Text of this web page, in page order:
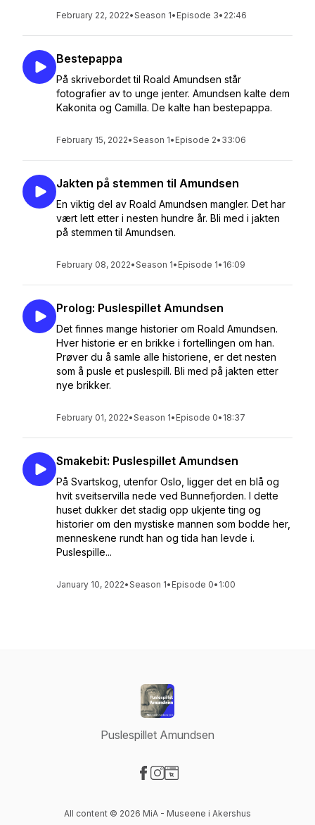
February 22, 2022•Season 1• Episode 3• 22:46
Bestepappa
På skrivebordet til Roald Amundsen står
fotografier av to unge jenter. Amundsen kalte dem
Kakonita og Camilla. De kalte han bestepappa.
February 15, 2022•Season 1• Episode 2• 33:06
Jakten på stemmen til Amundsen
En viktig del av Roald Amundsen mangler. Det har
vært lett etter i nesten hundre år. Bli med i jakten
på stemmen til Amundsen.
February 08, 2022•Season 1• Episode 1• 16:09
Prolog: Puslespillet Amundsen
Det finnes mange historier om Roald Amundsen.
Hver historie er en brikke i fortellingen om han.
Prøver du å samle alle historiene, er det nesten
som å pusle et puslespill. Bli med på jakten etter
nye brikker.
February 01, 2022•Season 1• Episode 0• 18:37
Smakebit: Puslespillet Amundsen
På Svartskog, utenfor Oslo, ligger det en blå og
hvit sveitservilla nede ved Bunnefjorden. I dette
huset dukker det stadig opp ukjente ting og
historier om den mystiske mannen som bodde her,
menneskene rundt han og tida han levde i.
Puslespille...
January 10, 2022•Season 1• Episode 0• 1:00
Puslespillet Amundsen
All content © 2026 MiA - Museene i Akershus